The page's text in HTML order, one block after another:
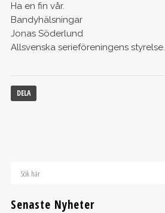
Ha en fin vår.
Bandyhälsningar
Jonas Söderlund
Allsvenska serieföreningens styrelse.
DELA
Senaste Nyheter